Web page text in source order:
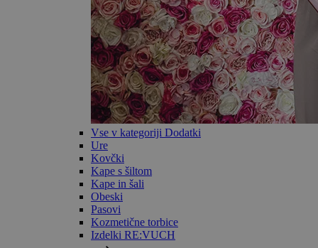
Vse v kategoriji Dodatki
Ure
Kovčki
Kape s šiltom
Kape in šali
Obeski
Pasovi
Kozmetične torbice
Izdelki RE:VUCH